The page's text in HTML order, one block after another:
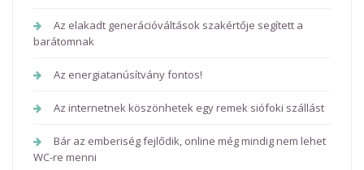
Az elakadt generációváltások szakértője segített a
barátomnak
Az energiatanúsítvány fontos!
Az internetnek köszönhetek egy remek siófoki szállást
Bár az emberiség fejlődik, online még mindig nem lehet
WC-re menni